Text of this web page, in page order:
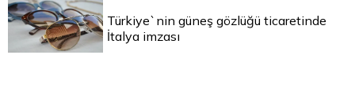
Türkiye`nin güneş gözlüğü ticaretinde
İtalya imzası